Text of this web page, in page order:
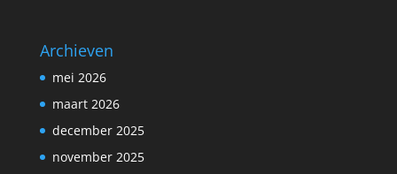
Archieven
mei 2026
maart 2026
december 2025
november 2025